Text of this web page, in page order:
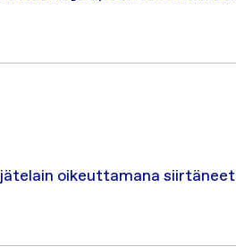
oikeuttamana siirtäneet